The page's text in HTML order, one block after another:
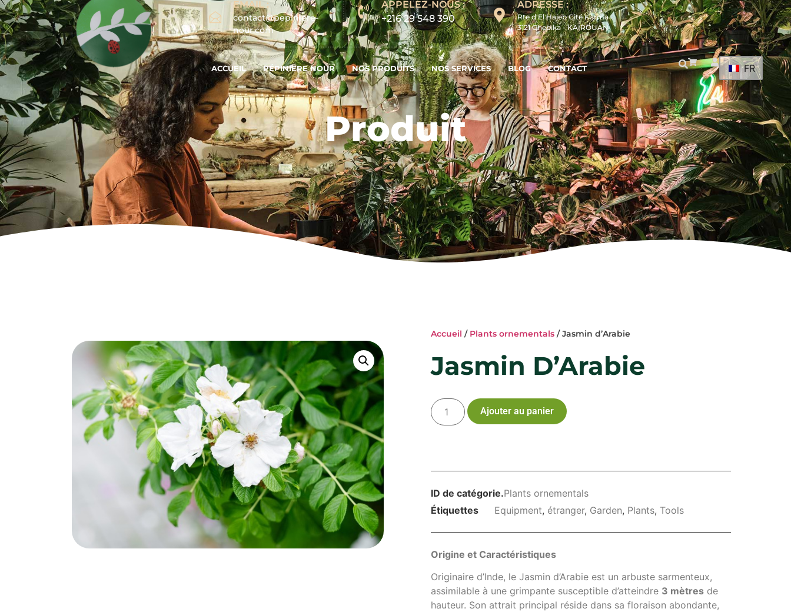
EMAIL :
contact@pepiniere-
nour.com
APPELEZ-NOUS :
+216 29 548 390
ADRESSE :
Rte d'El Hajeb Cité Karma
3121 Chebika - KAIROUAN
ACCUEIL PÉPINIERE NOUR NOS PRODUITS NOS SERVICES BLOG CONTACT FR
Produit
Accueil / Plants ornementals / Jasmin d’Arabie
Jasmin D’Arabie
Ajouter au panier
ID de catégorie.Plants ornementals
Étiquettes
Equipment, étranger, Garden, Plants, Tools
Origine et Caractéristiques
Originaire d’Inde, le Jasmin d’Arabie est un arbuste sarmenteux,
assimilable à une grimpante susceptible d’atteindre 3 mètres de
hauteur. Son attrait principal réside dans sa floraison abondante,